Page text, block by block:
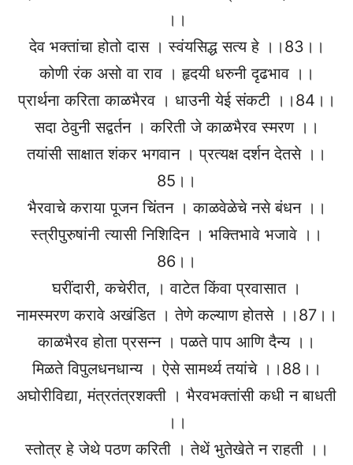
।।
देव भक्तांचा होतो दास । स्वंयसिद्ध सत्य हे ।।83।।
कोणी रंक असो वा राव । हृदयी धरुनी दृढभाव ।।
प्रार्थना करिता काळभैरव । धाउनी येई संकटी ।।84।।
सदा ठेवुनी सद्वर्तन । करिती जे काळभैरव स्मरण ।।
तयांसी साक्षात शंकर भगवान । प्रत्यक्ष दर्शन देतसे ।।
85।।
भैरवाचे कराया पूजन चिंतन । काळवेळेचे नसे बंधन ।।
स्त्रीपुरुषांनी त्यासी निशिदिन । भक्तिभावे भजावे ।।
86।।
घरींदारी, कचेरीत, । वाटेत किंवा प्रवासात ।
नामस्मरण करावे अखंडित । तेणे कल्याण होतसे ।।87।।
काळभैरव होता प्रसन्न । पळते पाप आणि दैन्य ।।
मिळते विपुलधनधान्य । ऐसे सामर्थ्य तयांचे ।।88।।
अघोरीविद्या, मंत्रतंत्रशक्ती । भैरवभक्तांसी कधी न बाधती
।।
स्तोत्र हे जेथे पठण करिती । तेथें भुतेखेते न राहती ।।